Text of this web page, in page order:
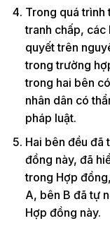
Trong quá trình
tranh chấp, các
quyết trên
trong trường
trong hai bên
nhân dân có
pháp luật.
Hai bên đều đã
đồng này, đã
trong Hợp
A, bên B đã tự
Hợp đồng này.